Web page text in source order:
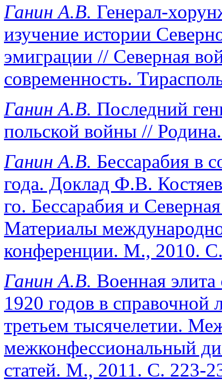
Ганин А.В. Генерал-
изучение истории
эмиграции // Северная
современность.
Ганин А.В. Последний
польской войны //
Ганин А.В. Бессарабия в
года. Доклад Ф.В.
го. Бессарабия и
Материалы
конференции. М., 2010.
Ганин А.В. Военная
1920 годов в справочной
третьем тысячелетии.
межконфессиональный
статей. М., 2011. С. 223-